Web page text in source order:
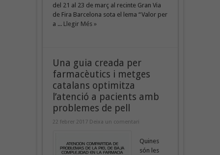
del 21 al 23 de març al recinte Gran Via
de Fira Barcelona sota el lema “Valor per
a ... Llegir Més »
Una guia creada per
farmacèutics i metges
catalans optimitza
l’atenció a pacients amb
problemes de pell
22 febrer 2017 Deixa un comentari
Quines
són les